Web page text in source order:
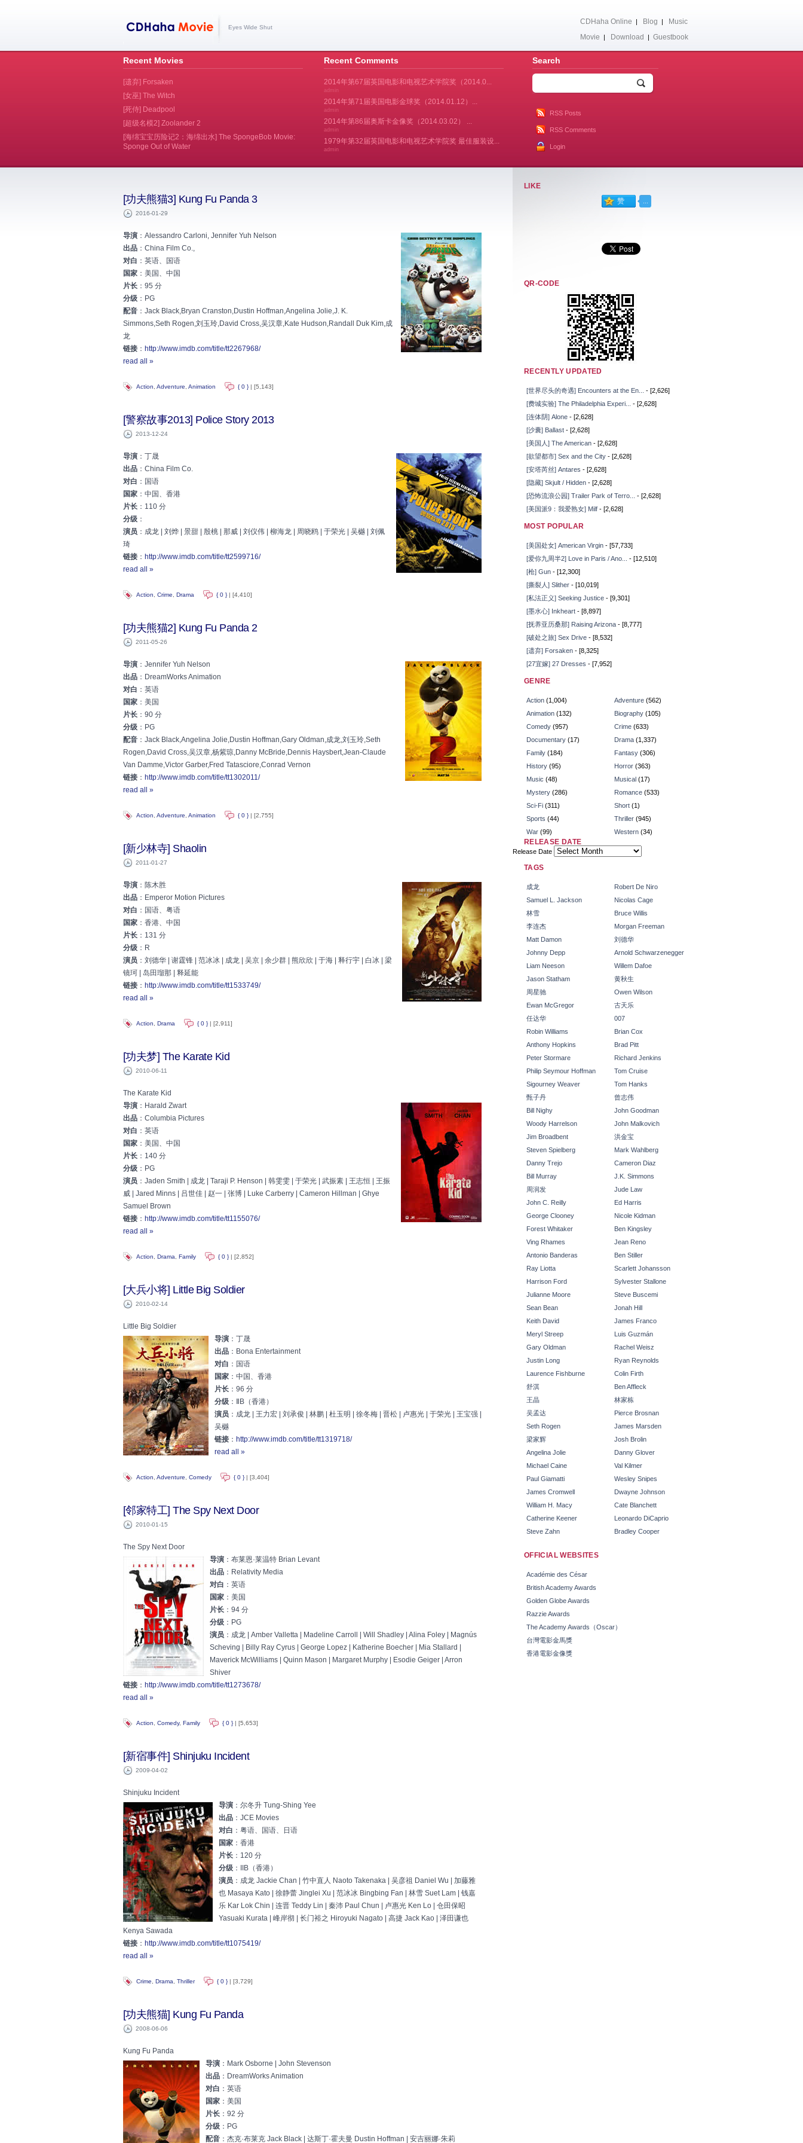
Eyes Wide Shut
CDHaha Online | Blog |
Music
Movie | Download | Guestbook
Recent Comments
2014年第67届英国电影和电视艺术学院奖（2014.0...
admin
2014年第71届美国电影金球奖（2014.01.12）...
admin
2014年第86届奥斯卡金像奖（2014.03.02） ...
admin
1979年第32届英国电影和电视艺术学院奖 最佳服装设...
admin
Search
RSS Posts
RSS Comments
Login
[功夫熊猫3] Kung Fu Panda 3
2016-01-29
导演 ：Alessandro Carloni, Jennifer Yuh Nelson
出品 ：China Film Co.,
对白 ：英语、国语
国家 ：美国、中国
片长 ：95 分
分级 ：PG
配音 ：Jack Black,Bryan Cranston,Dustin Hoffman,Angelina Jolie,J. K.
Simmons,Seth Rogen,刘玉玲,David Cross,吴汉章,Kate Hudson,Randall Duk Kim,成
龙
链接 ： http://www.imdb.com/title/tt2267968/
read all »
Action Adventure Animation { 0 } | [5,143]
[警察故事2013] Police Story 2013
2013-12-24
导演 ：丁晟
出品 ：China Film Co.
对白 ：国语
国家 ：中国、香港
片长 ：110 分
分级 ：
演员 ：成龙 | 刘烨 | 景甜 | 殷桃 | 那威 | 刘仪伟 | 柳海龙 | 周晓鸥 | 于荣光 | 吴樾 | 刘佩
琦
链接 ： http://www.imdb.com/title/tt2599716/
read all »
Action Crime Drama { 0 } | [4,410]
[功夫熊猫2] Kung Fu Panda 2
2011-05-26
导演 ：Jennifer Yuh Nelson
出品 ：DreamWorks Animation
对白 ：英语
国家 ：美国
片长 ：90 分
分级 ：PG
配音 ：Jack Black,Angelina Jolie,Dustin Hoffman,Gary Oldman,成龙,刘玉玲,Seth
Rogen,David Cross,吴汉章,杨紫琼,Danny McBride,Dennis Haysbert,Jean-Claude
Van Damme,Victor Garber,Fred Tatasciore,Conrad Vernon
链接 ： http://www.imdb.com/title/tt1302011/
read all »
Action Adventure Animation { 0 } | [2,755]
[新少林寺] Shaolin
2011-01-27
导演 ：陈木胜
出品 ：Emperor Motion Pictures
对白 ：国语、粤语
国家 ：香港、中国
片长 ：131 分
分级 ：R
演员 ：刘德华 | 谢霆锋 | 范冰冰 | 成龙 | 吴京 | 余少群 | 熊欣欣 | 于海 | 释行宇 | 白冰 | 梁
镜珂 | 岛田瑠那 | 释延能
链接 ： http://www.imdb.com/title/tt1533749/
read all »
Action Drama { 0 } | [2,911]
[功夫梦] The Karate Kid
2010-06-11
The Karate Kid
导演 ：Harald Zwart
出品 ：Columbia Pictures
对白 ：英语
国家 ：美国、中国
片长 ：140 分
分级 ：PG
演员 ：Jaden Smith | 成龙 | Taraji P. Henson | 韩雯雯 | 于荣光 | 武振素 | 王志恒 | 王振
威 | Jared Minns | 吕世佳 | 赵一 | 张博 | Luke Carberry | Cameron Hillman | Ghye
Samuel Brown
链接 ： http://www.imdb.com/title/tt1155076/
read all »
Action Drama Family { 0 } | [2,852]
[大兵小将] Little Big Soldier
2010-02-14
Little Big Soldier
导演 ：丁晟
出品 ：Bona Entertainment
对白 ：国语
国家 ：中国、香港
片长 ：96 分
分级 ：ⅡB（香港）
演员 ：成龙 | 王力宏 | 刘承俊 | 林鹏 | 杜玉明 | 徐冬梅 | 晋松 | 卢惠光 | 于荣光 | 王宝强 |
吴樾
链接 ： http://www.imdb.com/title/tt1319718/
read all »
Action Adventure Comedy { 0 } | [3,404]
[邻家特工] The Spy Next Door
2010-01-15
The Spy Next Door
导演 ：布莱恩·莱温特 Brian Levant
出品 ：Relativity Media
对白 ：英语
国家 ：美国
片长 ：94 分
分级 ：PG
演员 ：成龙 | Amber Valletta | Madeline Carroll | Will Shadley | Alina Foley | Magnús
Scheving | Billy Ray Cyrus | George Lopez | Katherine Boecher | Mia Stallard |
Maverick McWilliams | Quinn Mason | Margaret Murphy | Esodie Geiger | Arron
Shiver
链接 ： http://www.imdb.com/title/tt1273678/
read all »
Action Comedy, Family { 0 } | [5,653]
[新宿事件] Shinjuku Incident
2009-04-02
Shinjuku Incident
导演 ：尔冬升 Tung-Shing Yee
出品 ：JCE Movies
对白 ：粤语、国语、日语
国家 ：香港
片长 ：120 分
分级 ：IIB（香港）
演员 ：成龙 Jackie Chan | 竹中直人 Naoto Takenaka | 吴彦祖 Daniel Wu | 加藤雅
也 Masaya Kato | 徐静蕾 Jinglei Xu | 范冰冰 Bingbing Fan | 林雪 Suet Lam | 钱嘉
乐 Kar Lok Chin | 连晋 Teddy Lin | 秦沛 Paul Chun | 卢惠光 Ken Lo | 仓田保昭
Yasuaki Kurata | 峰岸彻 | 长门裕之 Hiroyuki Nagato | 高捷 Jack Kao | 泽田谦也
Kenya Sawada
链接 ： http://www.imdb.com/title/tt1075419/
read all »
Crime Drama Thriller { 0 } | [3,729]
[功夫熊猫] Kung Fu Panda
2008-06-06
Kung Fu Panda
导演 ：Mark Osborne | John Stevenson
出品 ：DreamWorks Animation
对白 ：英语
国家 ：美国
片长 ：92 分
分级 ：PG
配音 ：杰克·布莱克 Jack Black | 达斯丁·霍夫曼 Dustin Hoffman | 安吉丽娜·朱莉
LIKE
QR-CODE
RECENTLY UPDATED
[世界尽头的奇遇] Encounters at the En...
- [2,626]
[费城实验] The Philadelphia Experi...
- [2,628]
[连体阴] Alone - [2,628]
[沙囊] Ballast - [2,628]
[美国人] The American - [2,628]
[欲望都市] Sex and the City - [2,628]
[安塔芮丝] Antares - [2,628]
[隐藏] Skjult / Hidden - [2,628]
[恐怖流浪公园] Trailer Park of Terro...
- [2,628]
[美国派9：我爱熟女] Milf - [2,628]
MOST POPULAR
[美国处女] American Virgin - [57,733]
[爱你九周半2] Love in Paris / Ano...
- [12,510]
[枪] Gun - [12,300]
[撕裂人] Slither - [10,019]
[私法正义] Seeking Justice - [9,301]
[墨水心] Inkheart - [8,897]
[抚养亚历桑那] Raising Arizona - [8,777]
[破处之旅] Sex Drive - [8,532]
[遗弃] Forsaken - [8,325]
[27宜嫁] 27 Dresses - [7,952]
GENRE
Action (1,004) Adventure (562)
Animation (132) Biography (105)
Comedy (957) Crime (633)
Documentary (17) Drama (1,337)
Family (184) Fantasy (306)
History (95) Horror (363)
Music (48) Musical (17)
Mystery (286) Romance (533)
Sci-Fi (311) Short (1)
Sports (44) Thriller (945)
War (99) Western (34)
RELEASE DATE
Release Date
TAGS
成龙
Robert De Niro
Samuel L. Jackson
Nicolas Cage
林雪
Bruce Willis
李连杰
Morgan Freeman
Matt Damon
刘德华
Johnny Depp
Arnold Schwarzenegger
Liam Neeson
Willem Dafoe
Jason Statham
黄秋生
周星驰
Owen Wilson
Ewan McGregor
古天乐
任达华
007
Robin Williams
Brian Cox
Anthony Hopkins
Brad Pitt
Peter Stormare
Richard Jenkins
Philip Seymour Hoffman
Tom Cruise
Sigourney Weaver
Tom Hanks
甄子丹
曾志伟
Bill Nighy
John Goodman
Woody Harrelson
John Malkovich
Jim Broadbent
洪金宝
Steven Spielberg
Mark Wahlberg
Danny Trejo
Cameron Diaz
Bill Murray
J.K. Simmons
周润发
Jude Law
John C. Reilly
Ed Harris
George Clooney
Nicole Kidman
Forest Whitaker
Ben Kingsley
Ving Rhames
Jean Reno
Antonio Banderas
Ben Stiller
Ray Liotta
Scarlett Johansson
Harrison Ford
Sylvester Stallone
Julianne Moore
Steve Buscemi
Sean Bean
Jonah Hill
Keith David
James Franco
Meryl Streep
Luis Guzmán
Gary Oldman
Rachel Weisz
Justin Long
Ryan Reynolds
Laurence Fishburne
Colin Firth
舒淇
Ben Affleck
王晶
林家栋
吴孟达
Pierce Brosnan
Seth Rogen
James Marsden
梁家辉
Josh Brolin
Angelina Jolie
Danny Glover
Michael Caine
Val Kilmer
Paul Giamatti
Wesley Snipes
James Cromwell
Dwayne Johnson
William H. Macy
Cate Blanchett
Catherine Keener
Leonardo DiCaprio
Steve Zahn
Bradley Cooper
OFFICIAL WEBSITES
Académie des César
British Academy Awards
Golden Globe Awards
Razzie Awards
The Academy Awards（Oscar）
台灣電影金馬獎
香港電影金像獎
Recent Movies
[遗弃] Forsaken
[女巫] The Witch
[死侍] Deadpool
[超级名模2] Zoolander 2
[海绵宝宝历险记2：海绵出水] The SpongeBob Movie:
Sponge Out of Water